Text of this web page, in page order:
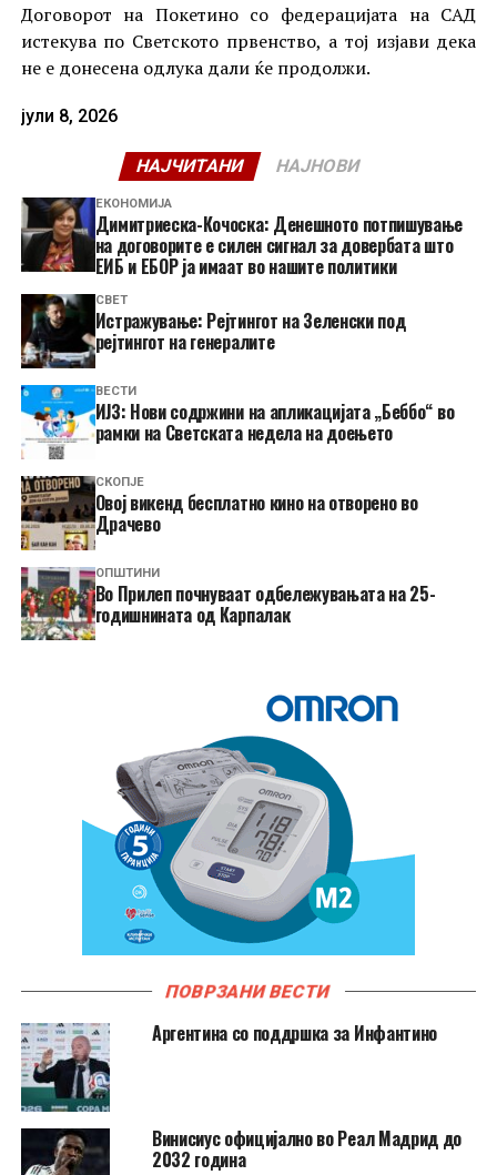
Договорот на Покетино со федерацијата на САД
истекува по Светското првенство, а тој изјави дека
не е донесена одлука дали ќе продолжи.
јули 8, 2026
НАЈЧИТАНИ НАЈНОВИ
ЕКОНОМИЈА
Димитриеска-Кочоска: Денешното потпишување
на договорите е силен сигнал за довербата што
ЕИБ и ЕБОР ја имаат во нашите политики
СВЕТ
Истражување: Рејтингот на Зеленски под
рејтингот на генералите
ВЕСТИ
ИЈЗ: Нови содржини на апликацијата „Беббо“ во
рамки на Светската недела на доењето
СКОПЈЕ
​Овој викенд бесплатно кино на отворено во
Драчево
ОПШТИНИ
Во Прилеп почнуваат одбележувањата на 25-
годишнината од Карпалак
ПОВРЗАНИ ВЕСТИ
Аргентина со поддршка за Инфантино
Винисиус официјално во Реал Мадрид до
2032 година